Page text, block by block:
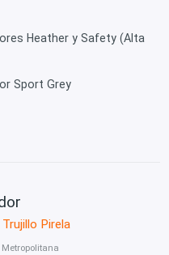
Heather y Safety (Alta
Sport Grey
Pirela